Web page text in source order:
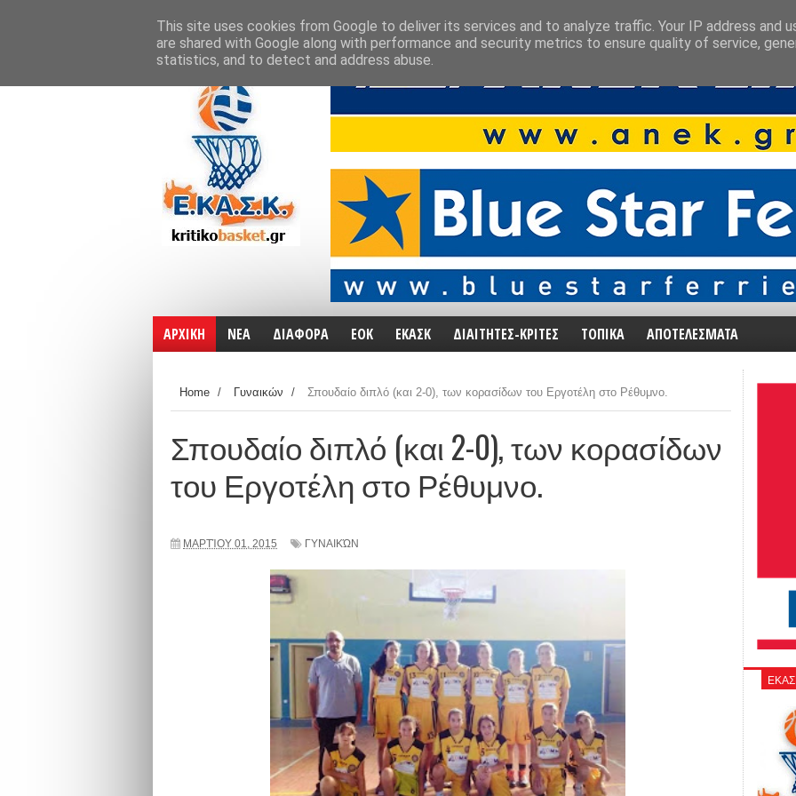
ΑΡΧΙΚΗ ΝΕΑ ΔΙΑΦΟΡΑ ΕΟΚ ΕΚΑΣΚ ΔΙΑΙΤΗΤΕΣ-ΚΡΙΤΕΣ ΤΟΠΙΚΑ ΑΠΟΤΕΛΕΣΜΑΤΑ
Home / Γυναικών / Σπουδαίο διπλό (και 2-0), των κορασίδων του Εργοτέλη στο Ρέθυμνο.
Σπουδαίο διπλό (και 2-0), των κορασίδων
του Εργοτέλη στο Ρέθυμνο.
ΜΑΡΤΊΟΥ 01, 2015 ΓΥΝΑΙΚΏΝ
This site uses cookies from Google to deliver its services and to analyze traffic. Your IP address and
are shared with Google along with performance and security metrics to ensure quality of service,
statistics, and to detect and address abuse.